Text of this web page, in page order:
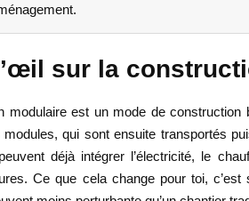
sur la
modulaire est un mode de
modules, qui sont ensuite transportés
déjà intégrer l’électricité, le
Ce que cela change pour toi,